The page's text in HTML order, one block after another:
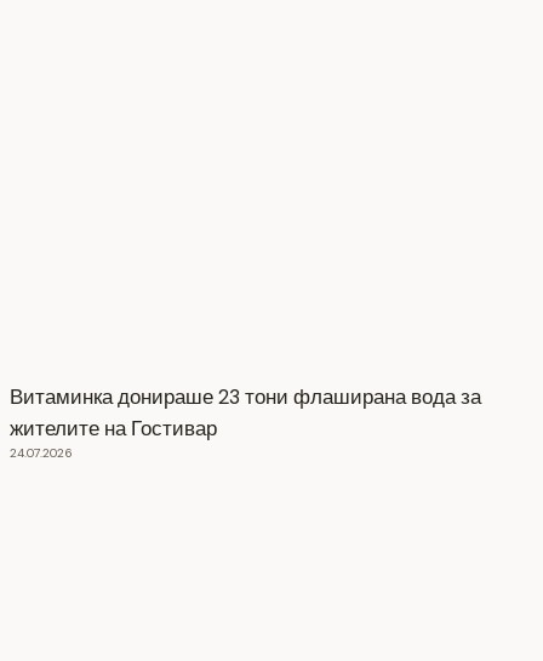
Витаминка донираше 23 тони флаширана вода за
жителите на Гостивар
24.07.2026